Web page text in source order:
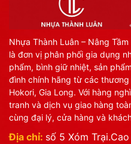
Nhựa Thành Luân – Nâng
là đơn vị phân phối gia dụng
phẩm, bình giữ nhiệt, sản
đình chính hãng từ các
Hokori, Gia Long. Với hàng
tranh và dịch vụ giao hàng
cùng đại lý, cửa hàng và
Địa chỉ: số 5 Xóm